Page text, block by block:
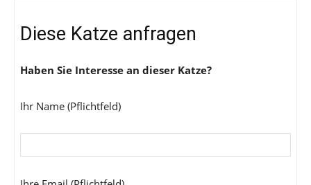
Diese Katze anfragen
Haben Sie Interesse an dieser Katze?
Ihr Name (Pflichtfeld)